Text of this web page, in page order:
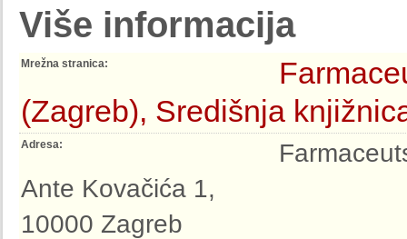
Više informacija
Mrežna stranica:
(Zagreb), Središnja
Adresa:
Ante Kovačića 1,
10000 Zagreb